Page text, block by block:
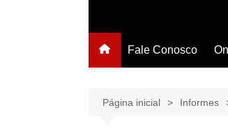
Fale Conosco
Página inicial Informes